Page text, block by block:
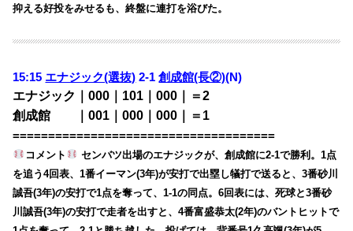
抑える好投をみせるも、終盤に連打を浴びた。
15:15 エナジック(選抜) 2-1創成館(長②)(N)
エナジック｜000｜101｜000｜＝2
創成館 ｜001｜000｜000｜＝1
=====================================
コメント
センバツ出場のエナジックが、創成館に2-1で勝利。1点
を追う4回表、1番イーマン(3年)が安打で出塁し犠打で送ると、3番砂川
誠吾(3年)の安打で1点を奪って、1-1の同点。6回表には、死球と3番砂
川誠吾(3年)の安打で走者を出すと、4番富盛恭太(2年)のバントヒットで